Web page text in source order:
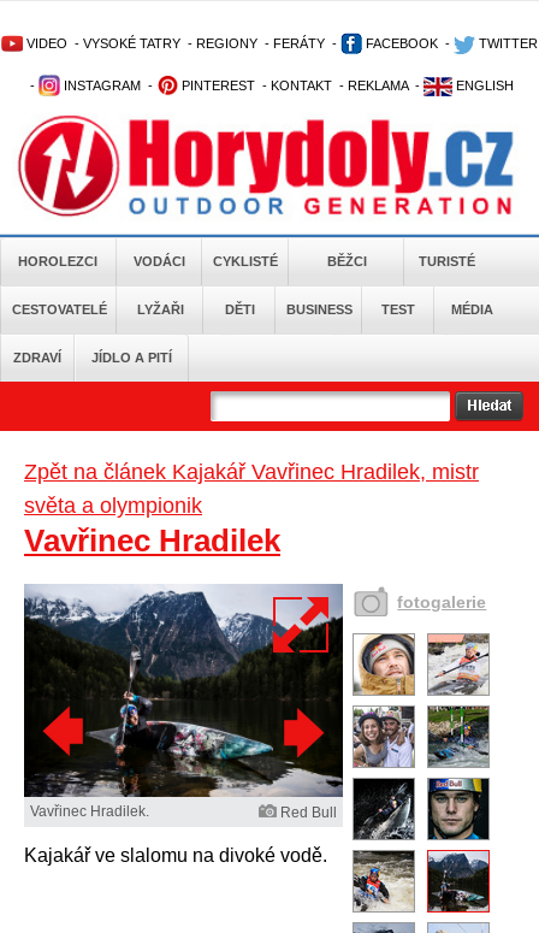
VIDEO - VYSOKÉ TATRY - REGIONY - FERÁTY - FACEBOOK - TWITTER
- INSTAGRAM - PINTEREST - KONTAKT - REKLAMA - ENGLISH
HOROLEZCI VODÁCI CYKLISTÉ BĚŽCI TURISTÉ
CESTOVATELÉ LYŽAŘI DĚTI BUSINESS TEST MÉDIA
ZDRAVÍ JÍDLO A PITÍ
Zpět na článek Kajakář Vavřinec Hradilek, mistr
světa a olympionik
Vavřinec Hradilek
Vavřinec Hradilek. Red Bull
Kajakář ve slalomu na divoké vodě.
fotogalerie